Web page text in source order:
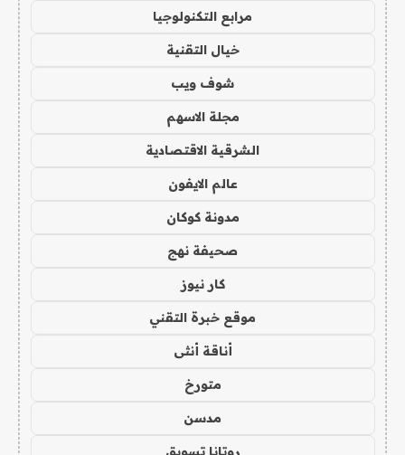
مرابع التكنولوجيا
خيال التقنية
شوف ويب
مجلة الاسهم
الشرقية الاقتصادية
عالم الايفون
مدونة كوكان
صحيفة نهج
كار نيوز
موقع خبرة التقني
أناقة أنثى
متورخ
مدسن
روتانا تسويق